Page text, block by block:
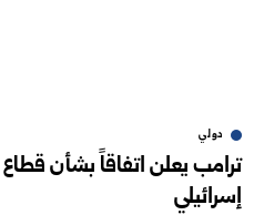
دولي
ترامب يعلن اتفاقاً بشأن
إسرائيلي